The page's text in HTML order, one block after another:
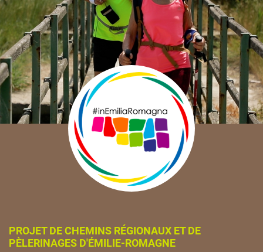
PROJET DE CHEMINS RÉGIONAUX ET DE
PÈLERINAGES D'ÉMILIE-ROMAGNE